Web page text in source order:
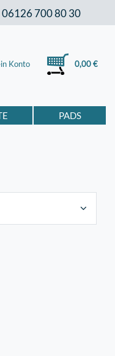
06126 700 80 30
Konto 0,00 €
PADS